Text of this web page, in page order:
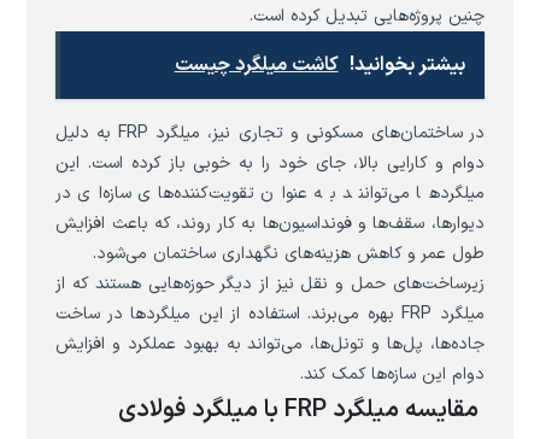
چنین پروژه‌هایی تبدیل کرده است.
بیشتر بخوانید! کاشت میلگرد چیست
در ساختمان‌های مسکونی و تجاری نیز، میلگرد FRP به دلیل
دوام و کارایی بالا، جای خود را به خوبی باز کرده است. این
میلگردها می‌توانند به عنوان تقویت‌کننده‌های سازه‌ای در
دیوارها، سقف‌ها و فونداسیون‌ها به کار روند، که باعث افزایش
طول عمر و کاهش هزینه‌های نگهداری ساختمان می‌شود.
زیرساخت‌های حمل و نقل نیز از دیگر حوزه‌هایی هستند که از
میلگرد FRP بهره می‌برند. استفاده از این میلگردها در ساخت
جاده‌ها، پل‌ها و تونل‌ها، می‌تواند به بهبود عملکرد و افزایش
دوام این سازه‌ها کمک کند.
مقایسه میلگرد FRP با میلگرد فولادی